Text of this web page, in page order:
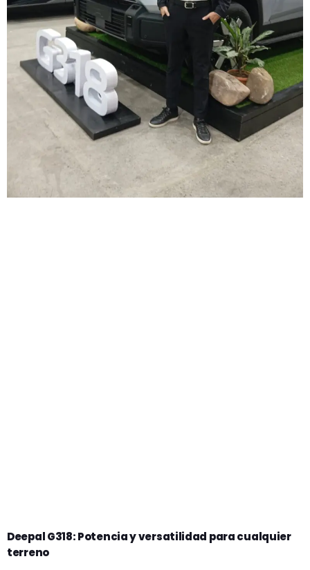
Deepal G318: Potencia y versatilidad para cualquier
terreno